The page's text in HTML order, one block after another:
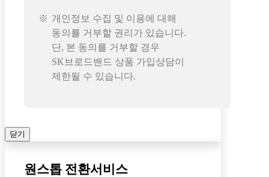
개인정보 수집 및 이용에 대해
동의를 거부할 권리가 있습니다.
단, 본 동의를 거부할 경우
SK브로드밴드 상품 가입상담이
제한될 수 있습니다.
닫기
원스톱 전환서비스